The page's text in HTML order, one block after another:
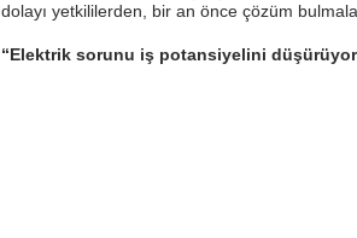
dolayı yetkililerden, bir an önce çözüm
“Elektrik sorunu iş potansiyelini